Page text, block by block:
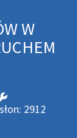
W
2912